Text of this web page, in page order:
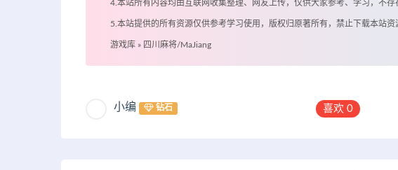
4.本站所有内容均由互联网收集整理、网友上传，仅供大家参考、学习，不存
5.本站提供的所有资源仅供参考学习使用，版权归原著所有，禁止下载本站资
游戏库 » 四川麻将/MaJiang
小编 钻石 喜欢0